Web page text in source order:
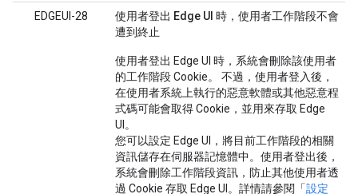
EDGEUI-28
使用者登出 Edge UI 時，使用者工作階段不會
遭到終止
使用者登出 Edge UI 時，系統會刪除該使用者
的工作階段 Cookie。 不過，使用者登入後，
在使用者系統上執行的惡意軟體或其他惡意程
式碼可能會取得 Cookie，並用來存取 Edge
UI。
您可以設定 Edge UI，將目前工作階段的相關
資訊儲存在伺服器記憶體中。使用者登出後，
系統會刪除工作階段資訊，防止其他使用者透
過 Cookie 存取 Edge UI。詳情請參閱「設定